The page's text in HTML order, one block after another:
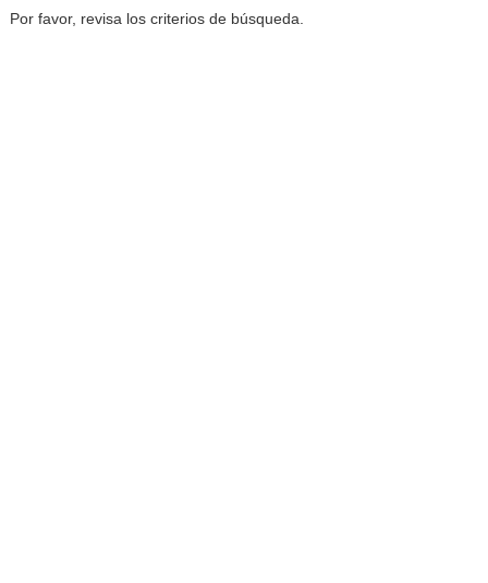
Por favor, revisa los criterios de búsqueda.